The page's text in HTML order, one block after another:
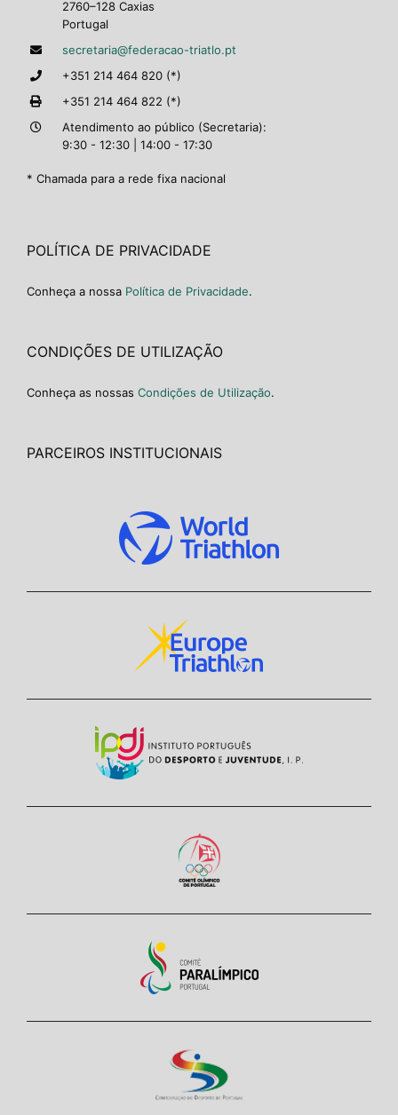
2760–128 Caxias
Portugal
secretaria@federacao-triatlo.pt
+351 214 464 820 (*)
+351 214 464 822 (*)
Atendimento ao público (Secretaria):
9:30 - 12:30 | 14:00 - 17:30
* Chamada para a rede fixa nacional
POLÍTICA DE PRIVACIDADE
Conheça a nossa Política de Privacidade.
CONDIÇÕES DE UTILIZAÇÃO
Conheça as nossas Condições de Utilização.
PARCEIROS INSTITUCIONAIS